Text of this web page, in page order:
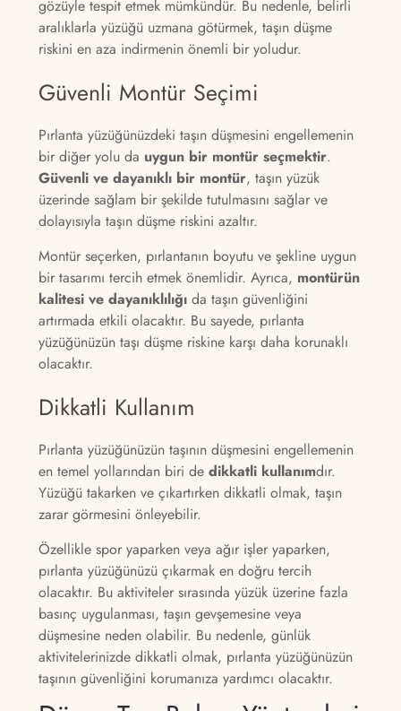
gözüyle tespit etmek mümkündür. Bu nedenle, belirli
aralıklarla yüzüğü uzmana götürmek, taşın düşme
riskini en aza indirmenin önemli bir yoludur.
Güvenli Montür Seçimi
Pırlanta yüzüğünüzdeki taşın düşmesini engellemenin
bir diğer yolu da uygun bir montür seçmektir.
Güvenli ve dayanıklı bir montür, taşın yüzük
üzerinde sağlam bir şekilde tutulmasını sağlar ve
dolayısıyla taşın düşme riskini azaltır.
Montür seçerken, pırlantanın boyutu ve şekline uygun
bir tasarımı tercih etmek önemlidir. Ayrıca, montürün
kalitesi ve dayanıklılığı da taşın güvenliğini
artırmada etkili olacaktır. Bu sayede, pırlanta
yüzüğünüzün taşı düşme riskine karşı daha korunaklı
olacaktır.
Dikkatli Kullanım
Pırlanta yüzüğünüzün taşının düşmesini engellemenin
en temel yollarından biri de dikkatli kullanımdır.
Yüzüğü takarken ve çıkartırken dikkatli olmak, taşın
zarar görmesini önleyebilir.
Özellikle spor yaparken veya ağır işler yaparken,
pırlanta yüzüğünüzü çıkarmak en doğru tercih
olacaktır. Bu aktiviteler sırasında yüzük üzerine fazla
basınç uygulanması, taşın gevşemesine veya
düşmesine neden olabilir. Bu nedenle, günlük
aktivitelerinizde dikkatli olmak, pırlanta yüzüğünüzün
taşının güvenliğini korumanıza yardımcı olacaktır.